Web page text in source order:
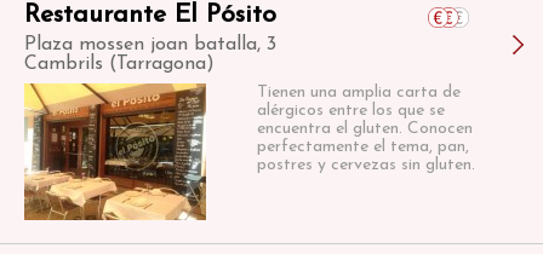
Restaurante El Pósito
Plaza mossen joan batalla, 3
Cambrils (Tarragona)
Tienen una amplia carta de
alérgicos entre los que se
encuentra el gluten. Conocen
perfectamente el tema, pan,
postres y cervezas sin gluten.